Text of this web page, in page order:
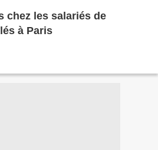
chez les salariés de
à Paris